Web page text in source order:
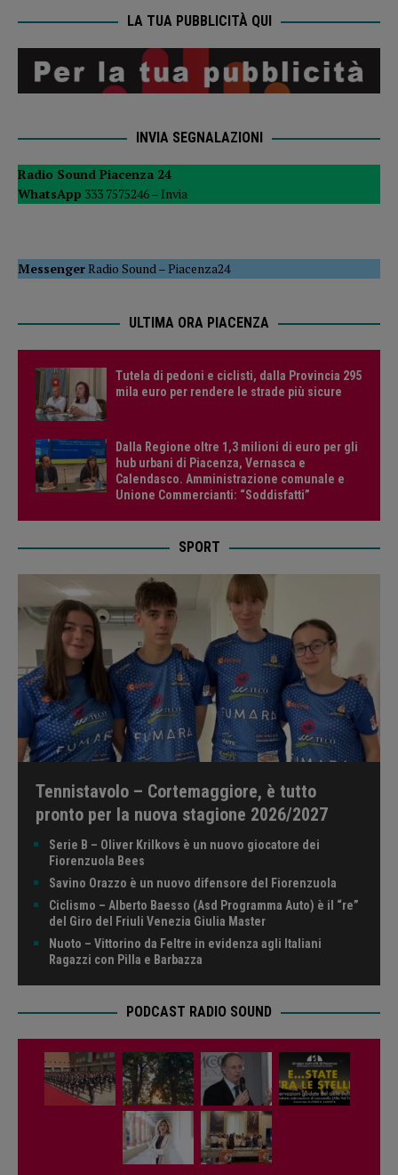
LA TUA PUBBLICITÀ QUI
INVIA SEGNALAZIONI
Radio Sound Piacenza 24
WhatsApp 333 7575246 – Invia
MessengerRadio Sound –Piacenza24
ULTIMA ORA PIACENZA
Tutela di pedoni e ciclisti, dalla Provincia 295
mila euro per rendere le strade più sicure
Dalla Regione oltre 1,3 milioni di euro per gli
hub urbani di Piacenza, Vernasca e
Calendasco. Amministrazione comunale e
Unione Commercianti: “Soddisfatti”
SPORT
Tennistavolo – Cortemaggiore, è tutto
pronto per la nuova stagione 2026/2027
Serie B – Oliver Krilkovs è un nuovo giocatore dei
Fiorenzuola Bees
Savino Orazzo è un nuovo difensore del Fiorenzuola
Ciclismo – Alberto Baesso (Asd Programma Auto) è il “re”
del Giro del Friuli Venezia Giulia Master
Nuoto – Vittorino da Feltre in evidenza agli Italiani
Ragazzi con Pilla e Barbazza
PODCAST RADIO SOUND